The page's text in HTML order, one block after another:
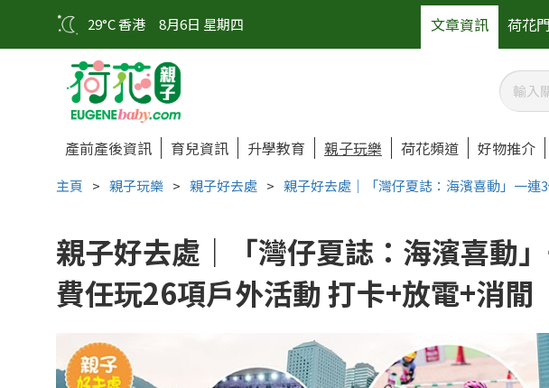
29°C 香港 8月6日 星期四 文章資訊 荷花
產前產後資訊 育兒資訊 升學教育 親子玩樂 荷花頻道 好物推介
主頁 > 親子玩樂 > 親子好去處 > 親子好去處｜「灣仔夏誌：海濱喜動」一連
親子好去處｜「灣仔夏誌：海濱喜動
費任玩26項戶外活動 打卡+放電+消閒